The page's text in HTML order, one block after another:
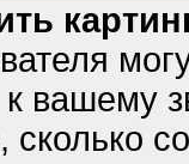
к вашему
сколько